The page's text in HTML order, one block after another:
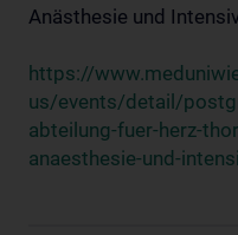
Anästhesie und
https://
us/events/detail/
abteilung-fuer-herz-
anaesthesie-und-